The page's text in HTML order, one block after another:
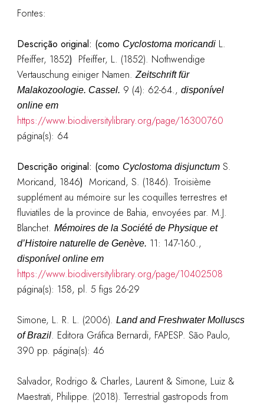
Fontes:
Descrição original: (como Cyclostoma moricandiL.
Pfeiffer, 1852) Pfeiffer, L. (1852). Nothwendige
Vertauschung einiger Namen.Zeitschrift für
Malakozoologie. Cassel. 9 (4): 62-64., disponível
online em
https://www.biodiversitylibrary.org/page/16300760
página(s): 64
Descrição original: (como Cyclostoma disjunctumS.
Moricand, 1846) Moricand, S. (1846). Troisième
supplément au mémoire sur les coquilles terrestres et
fluviatiles de la province de Bahia, envoyées par. M.J.
Blanchet. Mémoires de la Société de Physique et
d’Histoire naturelle de Genève. 11: 147-160.,
disponível online em
https://www.biodiversitylibrary.org/page/10402508
página(s): 158, pl. 5 figs 26-29
Simone, L. R. L. (2006). Land and Freshwater Molluscs
of Brazil. Editora Gráfica Bernardi, FAPESP. São Paulo,
390 pp. página(s): 46
Salvador, Rodrigo & Charles, Laurent & Simone, Luiz &
Maestrati, Philippe. (2018). Terrestrial gastropods from